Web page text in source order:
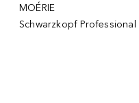
MOÉRIE
Schwarzkopf Professional